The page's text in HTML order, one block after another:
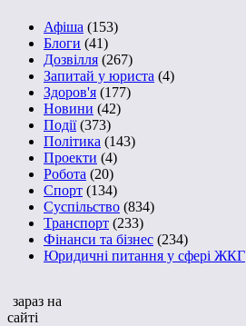
Афіша (153)
Блоги (41)
Дозвілля (267)
Запитай у юриста (4)
Здоров'я (177)
Новини (42)
Події(373)
Політика (143)
Проекти (4)
Робота (20)
Спорт (134)
Суспільство (834)
Транспорт (233)
Фінанси та бізнес (234)
Юридичні питання у сфері ЖКГ
зараз на
сайті